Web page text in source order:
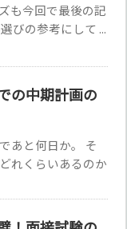
も今回で最後の記
びの参考にして ...
の中期計画の
あと何日か。 そ
れくらいあるのか